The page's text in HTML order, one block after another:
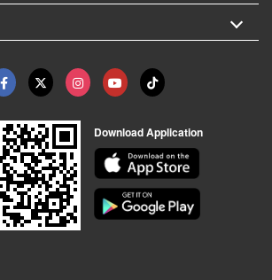
Download Application